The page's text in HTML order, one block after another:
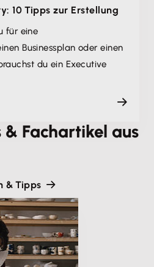
10 Tipps zur Erstellung
für eine
Businessplan oder einen
du ein Executive
& Fachartikel aus
& Tipps